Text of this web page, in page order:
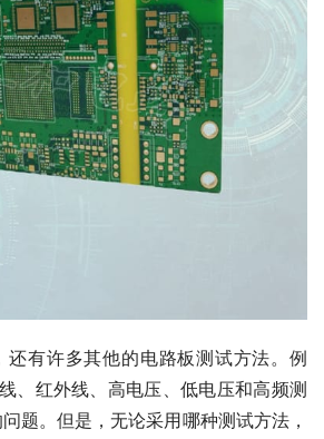
还有许多其他的电路板测试方法。例
、红外线、高电压、低电压和高频测
题。但是，无论采用哪种测试方法，